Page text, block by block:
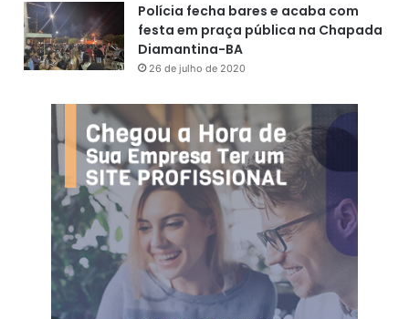
Politica Livre, 29/04/2025Polícia fecha bares e acaba com
festa em praça pública na Chapada
Diamantina-BA
26 de julho de 2020